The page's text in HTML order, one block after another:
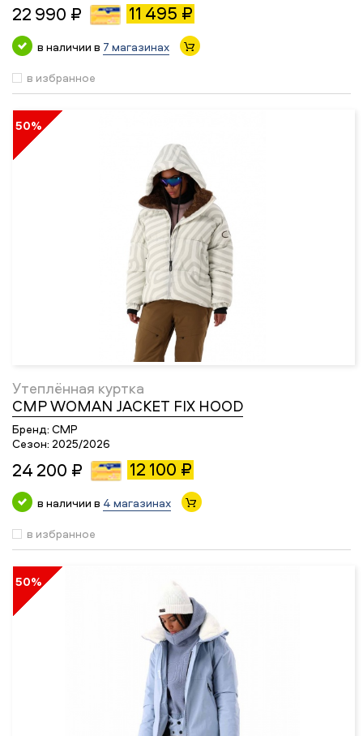
22 990 ₽ 11 495 ₽
в наличии в 7 магазинах
в избранное
50%
Утеплённая куртка
CMP WOMAN JACKET FIX HOOD
Бренд: CMP
Сезон: 2025/2026
24 200 ₽ 12 100 ₽
в наличии в 4 магазинах
в избранное
50%